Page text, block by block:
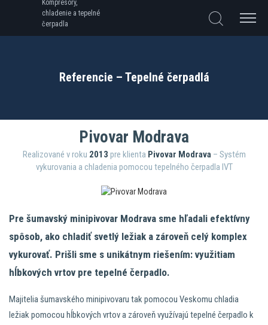
Kompresory,
chladenie a tepelné
čerpadla
Referencie – Tepelné čerpadlá
Pivovar Modrava
Realizované v roku 2013 pre klienta Pivovar Modrava– Systém
vykurovania a chladenia pomocou tepelného čerpadla IVT
Pre šumavský minipivovar Modrava sme hľadali efektívny
spôsob, ako chladiť svetlý ležiak a zároveň celý komplex
vykurovať. Prišli sme s unikátnym riešením: využitiam
hĺbkových vrtov pre tepelné čerpadlo.
Majitelia šumavského minipivovaru tak pomocou Veskomu chladia
ležiak pomocou hĺbkových vrtov a zároveň využívajú tepelné čerpadlo k